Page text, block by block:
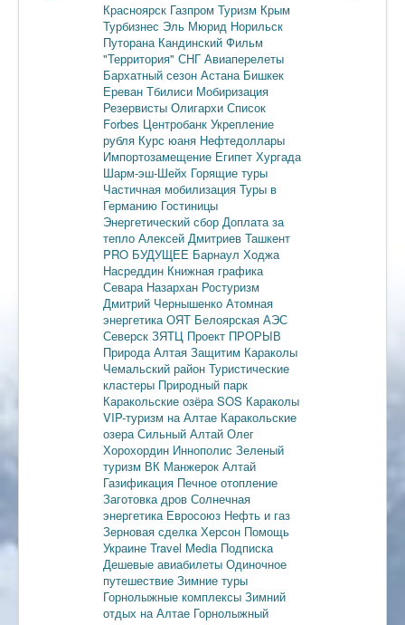
Красноярск Газпром Туризм Крым
Турбизнес Эль Мюрид Норильск
Путорана Кандинский Фильм
"Территория" СНГ Авиаперелеты
Бархатный сезон Астана Бишкек
Ереван Тбилиси Мобиризация
Резервисты Олигархи Список
Forbes Центробанк Укрепление
рубля Курс юаня Нефтедоллары
Импортозамещение Египет Хургада
Шарм-эш-Шейх Горящие туры
Частичная мобилизация Туры в
Германию Гостиницы
Энергетический сбор Доплата за
тепло Алексей Дмитриев Ташкент
PRO БУДУЩЕЕ Барнаул Ходжа
Насреддин Книжная графика
Севара Назархан Ростуризм
Дмитрий Чернышенко Атомная
энергетикаОЯТ Белоярская АЭС
Северск ЗЯТЦ Проект ПРОРЫВ
Природа Алтая Защитим Караколы
Чемальский район Туристические
кластеры Природный парк
Каракольские озёраSOS Караколы
VIP-туризм на Алтае Каракольские
озераСильный Алтай Олег
Хорохордин Иннополис Зеленый
туризм ВК Манжерок Алтай
Газификация Печное отопление
Заготовка дров Солнечная
энергетика Евросоюз Нефть и газ
Зерновая сделкаХерсон Помощь
Украине Travel Media Подписка
Дешевые авиабилеты Одиночное
путешествие Зимние туры
Горнолыжные комплексы Зимний
отдых на Алтае Горнолыжный